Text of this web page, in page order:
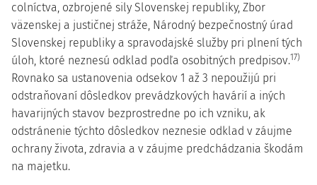
colníctva, ozbrojené sily Slovenskej republiky, Zbor
väzenskej a justičnej stráže, Národný bezpečnostný úrad
Slovenskej republiky a spravodajské služby pri plnení tých
úloh, ktoré neznesú odklad podľa osobitných predpisov.17)
Rovnako sa ustanovenia odsekov 1 až 3 nepoužijú pri
odstraňovaní dôsledkov prevádzkových havárií a iných
havarijných stavov bezprostredne po ich vzniku, ak
odstránenie týchto dôsledkov neznesie odklad v záujme
ochrany života, zdravia a v záujme predchádzania škodám
na majetku.